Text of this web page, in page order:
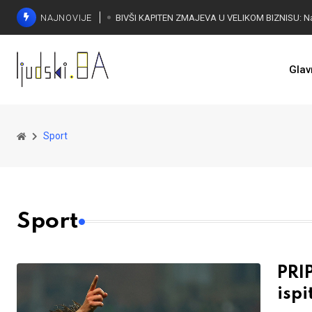
NAJNOVIJE
Sport
Sport